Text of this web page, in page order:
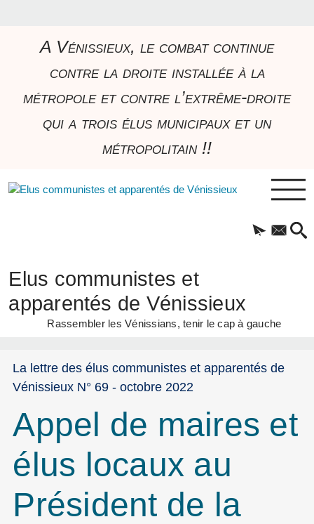
A Vénissieux, le combat continue
contre la droite installée à la
métropole et contre l’extrême-droite
qui a trois élus municipaux et un
métropolitain !!
Elus communistes et
apparentés de Vénissieux
Rassembler les Vénissians, tenir le cap à gauche
La lettre des élus communistes et apparentés de
Vénissieux N° 69 - octobre 2022
Appel de maires et
élus locaux au
Président de la